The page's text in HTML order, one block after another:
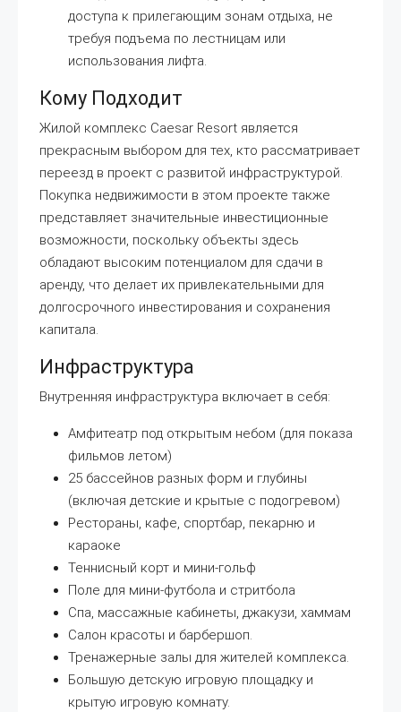
доступа к прилегающим зонам отдыха, не
требуя подъема по лестницам или
использования лифта.
Кому Подходит
Жилой комплекс Caesar Resort является
прекрасным выбором для тех, кто рассматривает
переезд в проект с развитой инфраструктурой.
Покупка недвижимости в этом проекте также
представляет значительные инвестиционные
возможности, поскольку объекты здесь
обладают высоким потенциалом для сдачи в
аренду, что делает их привлекательными для
долгосрочного инвестирования и сохранения
капитала.
Инфраструктура
Внутренняя инфраструктура включает в себя:
Амфитеатр под открытым небом (для показа
фильмов летом)
25 бассейнов разных форм и глубины
(включая детские и крытые с подогревом)
Рестораны, кафе, спортбар, пекарню и
караоке
Теннисный корт и мини-гольф
Поле для мини-футбола и стритбола
Спа, массажные кабинеты, джакузи, хаммам
Салон красоты и барбершоп.
Тренажерные залы для жителей комплекса.
Большую детскую игровую площадку и
крытую игровую комнату.